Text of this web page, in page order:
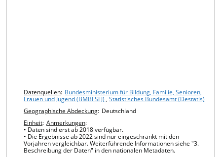
Chart details
Datenquellen: Bundesministerium für Bildung, Familie, Senioren,
Frauen und Jugend (BMBFSFJ) , Statistisches Bundesamt (Destatis)
Geographische Abdeckung: Deutschland
Einheit: Anmerkungen:
• Daten sind erst ab 2018 verfügbar.
• Die Ergebnisse ab 2022 sind nur eingeschränkt mit den
Vorjahren vergleichbar. Weiterführende Informationen siehe "3.
Beschreibung der Daten" in den nationalen Metadaten.